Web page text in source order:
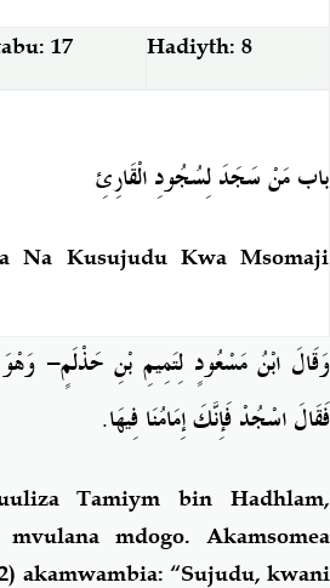
17 Hadiyth: 8
باب مَنْ سَجَدَ لِسُجُودِ الْقَارِئِ
Na Kusujudu Kwa Msomaji
وَقَالَ ابْنُ مَسْعُودٍ لِتَمِيمِ بْنِ حَذْلَمٍ-
فَقَالَ اسْجُدْ فَإِنَّكَ إِمَامُنَا فِيهَا.
Tamiym bin Hadhlam,
mdogo. Akamsomea
akamwambia: “Sujudu, kwani